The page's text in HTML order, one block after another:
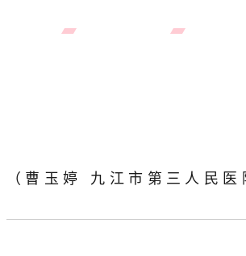
（曹玉婷 九江市第三人民医